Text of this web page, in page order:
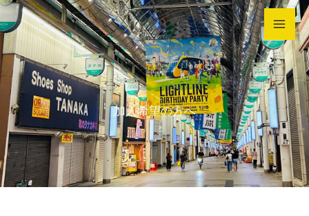
内
容
を
ス
キ
ッ
プ
加入希望の方へ